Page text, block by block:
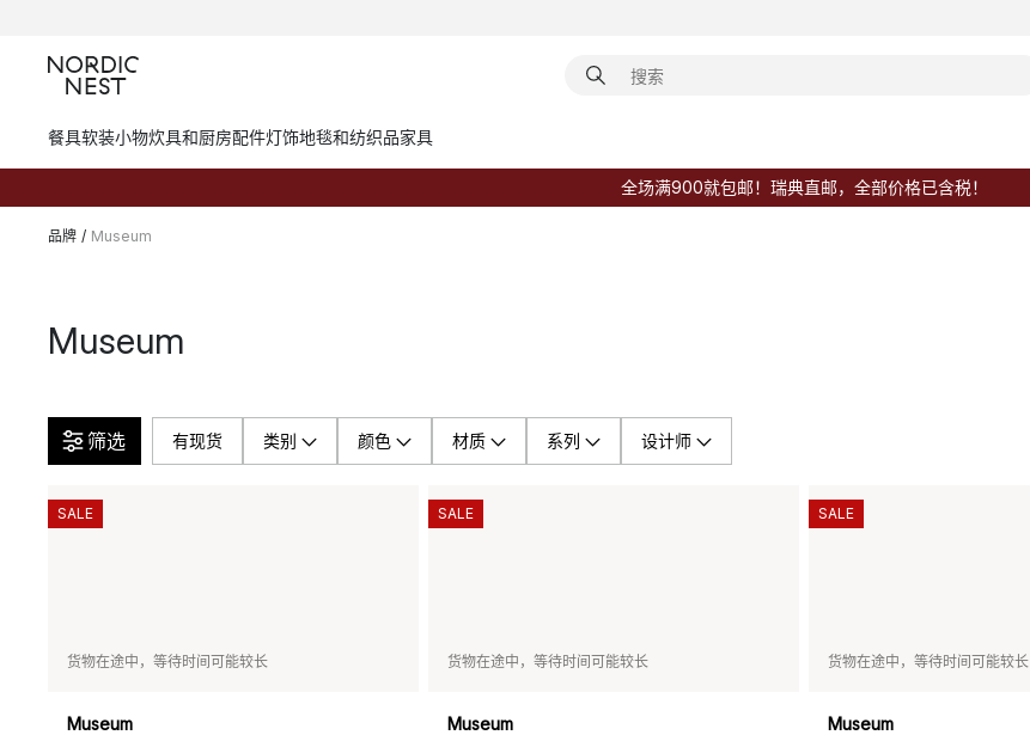
餐具软装小物炊具和厨房配件灯饰地毯和纺织品家具
全场满900就包邮！瑞典直邮，全部价格已含税！
品牌 / Museum
Museum
筛选 有现货 类别 颜色 材质 系列 设计师
货物在途中，等待时间可能较长
Museum
SALE
货物在途中，等待时间可能较长
Museum
SALE
货物在途中，等待时间可能较长
Museum
SALE